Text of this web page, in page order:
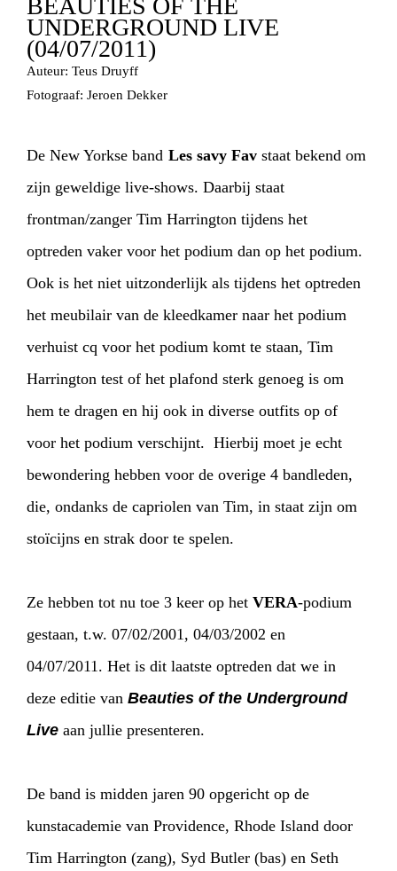
BEAUTIES OF THE
UNDERGROUND LIVE
(04/07/2011)
Auteur: Teus Druyff
Fotograaf: Jeroen Dekker
De New Yorkse band Les savy Fav staat bekend om
zijn geweldige live-shows. Daarbij staat
frontman/zanger Tim Harrington tijdens het
optreden vaker voor het podium dan op het podium.
Ook is het niet uitzonderlijk als tijdens het optreden
het meubilair van de kleedkamer naar het podium
verhuist cq voor het podium komt te staan, Tim
Harrington test of het plafond sterk genoeg is om
hem te dragen en hij ook in diverse outfits op of
voor het podium verschijnt. Hierbij moet je echt
bewondering hebben voor de overige 4 bandleden,
die, ondanks de capriolen van Tim, in staat zijn om
stoïcijns en strak door te spelen.
Ze hebben tot nu toe 3 keer op het VERA-podium
gestaan, t.w. 07/02/2001, 04/03/2002 en
04/07/2011. Het is dit laatste optreden dat we in
deze editie van Beauties of the Underground
Live aan jullie presenteren.
De band is midden jaren 90 opgericht op de
kunstacademie van Providence, Rhode Island door
Tim Harrington (zang), Syd Butler (bas) en Seth